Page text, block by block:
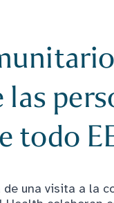
todo
de una visita a la